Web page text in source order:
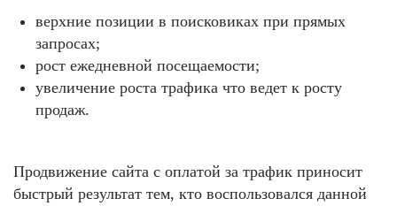
верхние позиции в поисковиках при прямых
запросах;
рост ежедневной посещаемости;
увеличение роста трафика что ведет к росту
продаж.
Продвижение сайта с оплатой за трафик приносит
быстрый результат тем, кто воспользовался данной